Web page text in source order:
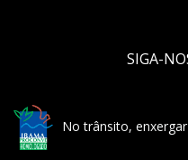
SIGA-
No trânsito,